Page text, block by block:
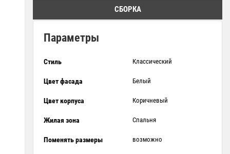
СБОРКА
Параметры
Стиль Классический
Цвет фасада Белый
Цвет корпуса Коричневый
Жилая зона Спальня
Поменять размеры возможно